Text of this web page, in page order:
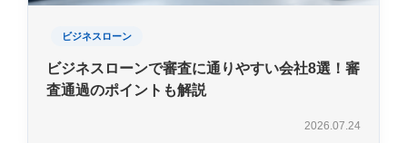
ビジネスローン
ビジネスローンで審査に通りやすい会社8選！審
査通過のポイントも解説
2026.07.24